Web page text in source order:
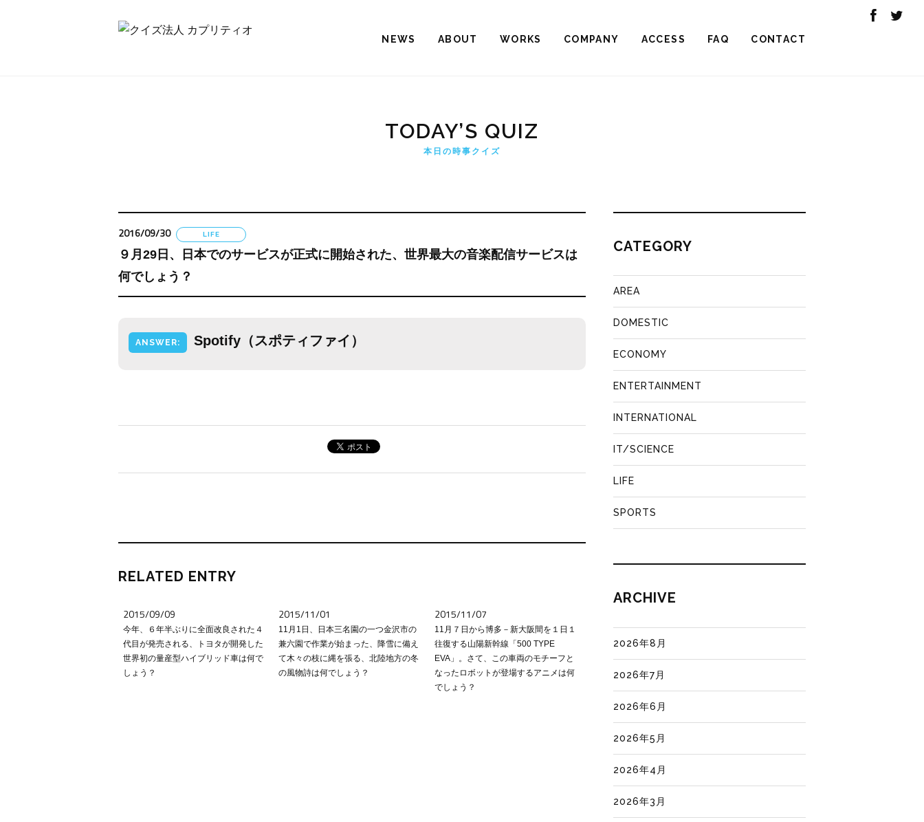
NEWS ABOUT WORKS COMPANY ACCESS FAQ CONTACT
TODAY’S QUIZ
本日の時事クイズ
2016/09/30 LIFE
９月29日、日本でのサービスが正式に開始された、世界最大の音楽配信サービスは
何でしょう？
ANSWER: Spotify（スポティファイ）
RELATED ENTRY
2015/09/09
今年、６年半ぶりに全面改良された４
代目が発売される、トヨタが開発した
世界初の量産型ハイブリッド車は何で
しょう？
2015/11/01
11月1日、日本三名園の一つ金沢市の
兼六園で作業が始まった、降雪に備え
て木々の枝に縄を張る、北陸地方の冬
の風物詩は何でしょう？
2015/11/07
11月７日から博多－新大阪間を１日１
往復する山陽新幹線「500 TYPE
EVA」。さて、この車両のモチーフと
なったロボットが登場するアニメは何
でしょう？
CATEGORY
AREA
DOMESTIC
ECONOMY
ENTERTAINMENT
INTERNATIONAL
IT/SCIENCE
LIFE
SPORTS
ARCHIVE
2026年8月
2026年7月
2026年6月
2026年5月
2026年4月
2026年3月